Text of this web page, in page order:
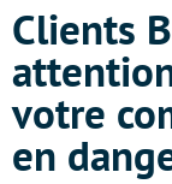
Clients
votre
en